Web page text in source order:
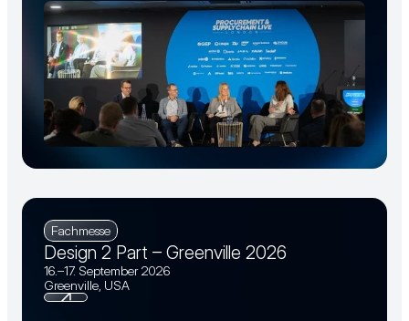
Fachmesse
Design 2 Part – Greenville 2026
16.–17. September 2026
Greenville, USA